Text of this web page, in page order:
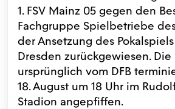
1. FSV Mainz 05 gegen den
Fachgruppe Spielbetriebe
der Ansetzung des
Dresden zurückgewiesen.
ursprünglich vom DFB
18. August um 18 Uhr im
Stadion angepfiffen.